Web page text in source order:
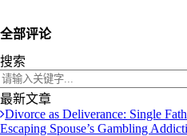
全部评论
搜索
最新文章
Divorce as Deliverance: Single
Escaping Spouse’s Gambling